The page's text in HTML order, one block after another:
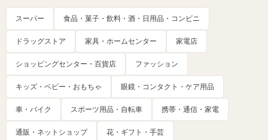
スーパー 食品・菓子・飲料・酒・日用品・コンビニ
ドラッグストア 家具・ホームセンター 家電店
ショッピングセンター・百貨店 ファッション
キッズ・ベビー・おもちゃ 眼鏡・コンタクト・ケア用品
車・バイク スポーツ用品・自転車 携帯・通信・家電
通販・ネットショップ 花・ギフト・手芸